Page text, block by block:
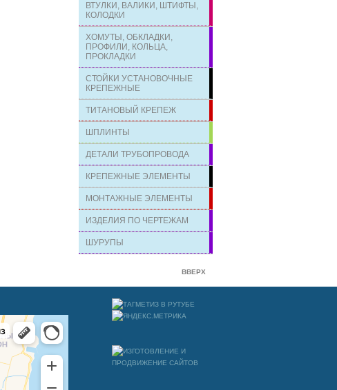
ВТУЛКИ, ВАЛИКИ, ШТИФТЫ,
КОЛОДКИ
ХОМУТЫ, ОБКЛАДКИ,
ПРОФИЛИ, КОЛЬЦА,
ПРОКЛАДКИ
СТОЙКИ УСТАНОВОЧНЫЕ
КРЕПЕЖНЫЕ
ТИТАНОВЫЙ КРЕПЕЖ
ШПЛИНТЫ
ДЕТАЛИ ТРУБОПРОВОДА
КРЕПЕЖНЫЕ ЭЛЕМЕНТЫ
МОНТАЖНЫЕ ЭЛЕМЕНТЫ
ИЗДЕЛИЯ ПО ЧЕРТЕЖАМ
ШУРУПЫ
ВВЕРХ